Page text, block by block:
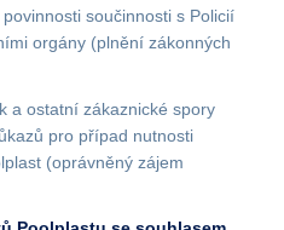
součinnosti s Policií
orgány (plnění zákonných
a ostatní zákaznické spory
pro případ nutnosti
(oprávněný zájem